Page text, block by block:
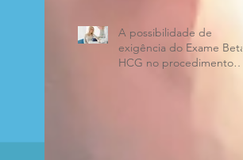
A possibilidade de
exigência do Exame Beta
HCG no procedimento